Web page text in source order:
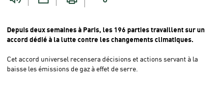
ici
Depuis deux semaines à Paris, les 196 parties travaillent sur un
accord dédié à la lutte contre les changements climatiques.
Cet accord universel recensera décisions et actions servant à la
baisse les émissions de gaz à effet de serre.